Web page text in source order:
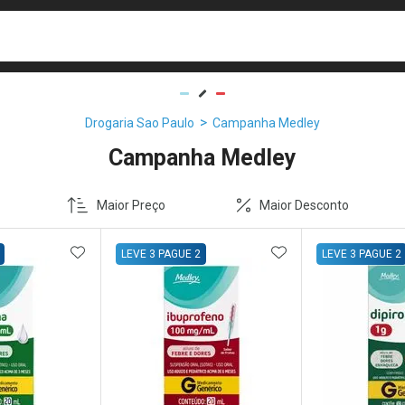
Drogaria Sao Paulo Campanha Medley
Campanha Medley
Maior Preço Maior Desconto
ADICIONAR AOS FAVORITOS
LEVE 3 PAGUE 2 ADICIONAR AOS
LEVE 3 PAGUE 2